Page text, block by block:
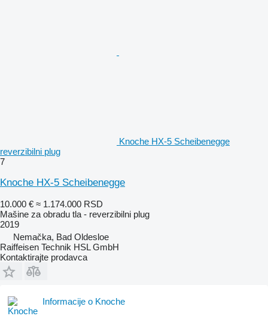
Knoche HX-5 Scheibenegge
reverzibilni plug
7
Knoche HX-5 Scheibenegge
10.000 € ≈ 1.174.000 RSD
Mašine za obradu tla - reverzibilni plug
2019
Nemačka, Bad Oldesloe
Raiffeisen Technik HSL GmbH
Kontaktirajte prodavca
Informacije o Knoche